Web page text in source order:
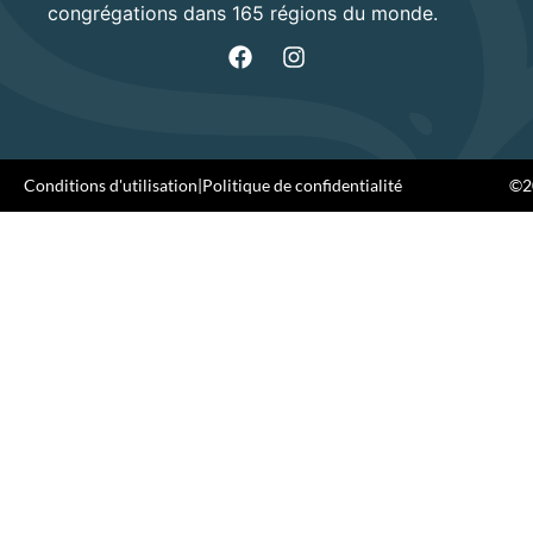
congrégations dans 165 régions du monde.
Conditions d'utilisation|Politique de confidentialité